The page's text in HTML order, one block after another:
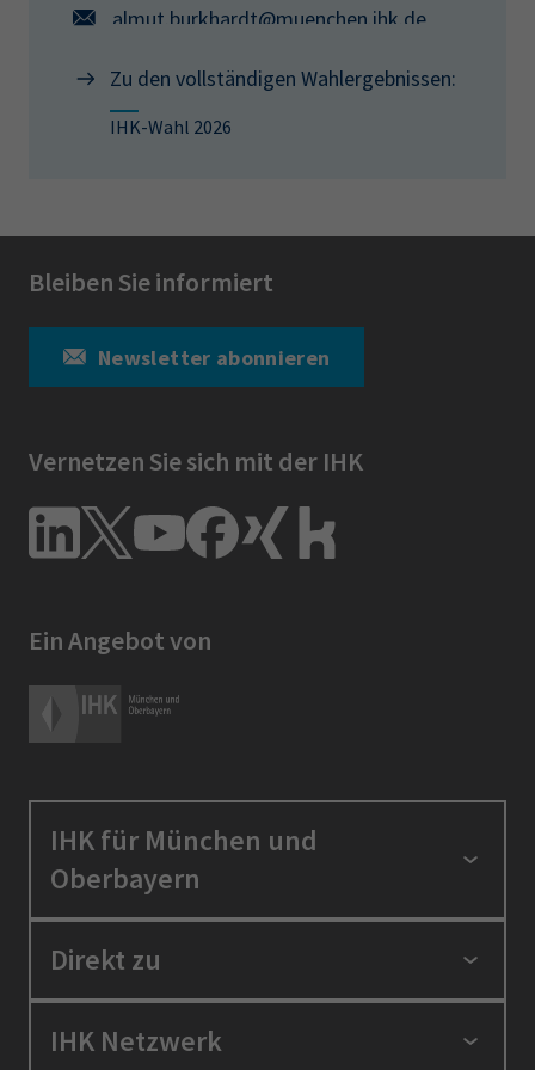
almut.burkhardt@muenchen.ihk.de
Zu den vollständigen Wahlergebnissen:
IHK-Wahl 2026
Bleiben Sie informiert
Newsletter abonnieren
Vernetzen Sie sich mit der IHK
Ein Angebot von
IHK für München und
Oberbayern
Standortpolitik
Berufszugang
Direkt zu
Positionen
IHK Netzwerk